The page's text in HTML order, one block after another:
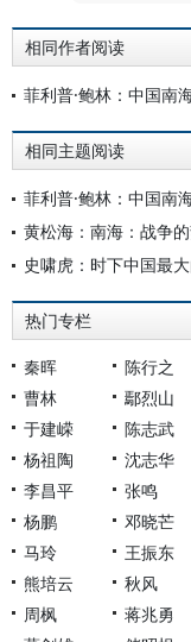
相同作者阅读
菲利普·鲍林：中国南
相同主题阅读
菲利普·鲍林：中国南
黄松海：南海：战争
史啸虎：时下中国最
热门专栏
秦晖 陈行之
曹林
鄢烈山
于建嵘
陈志武
杨祖陶
沈志华
李昌平
张鸣
杨鹏
邓晓芒
马玲
王振东
熊培云
秋风
周枫
蒋兆勇